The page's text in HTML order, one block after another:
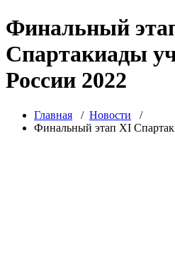
Финальный
Спартакиады
России 2022
Главная / Новости /
Финальный этап XI